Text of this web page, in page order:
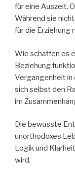
für eine Auszeit.
Während sie
für die Erziehung
Wie schaffen es
Beziehung
Vergangenheit
sich selbst den
im
Die bewusste
unorthodoxes
Logik und
wird.